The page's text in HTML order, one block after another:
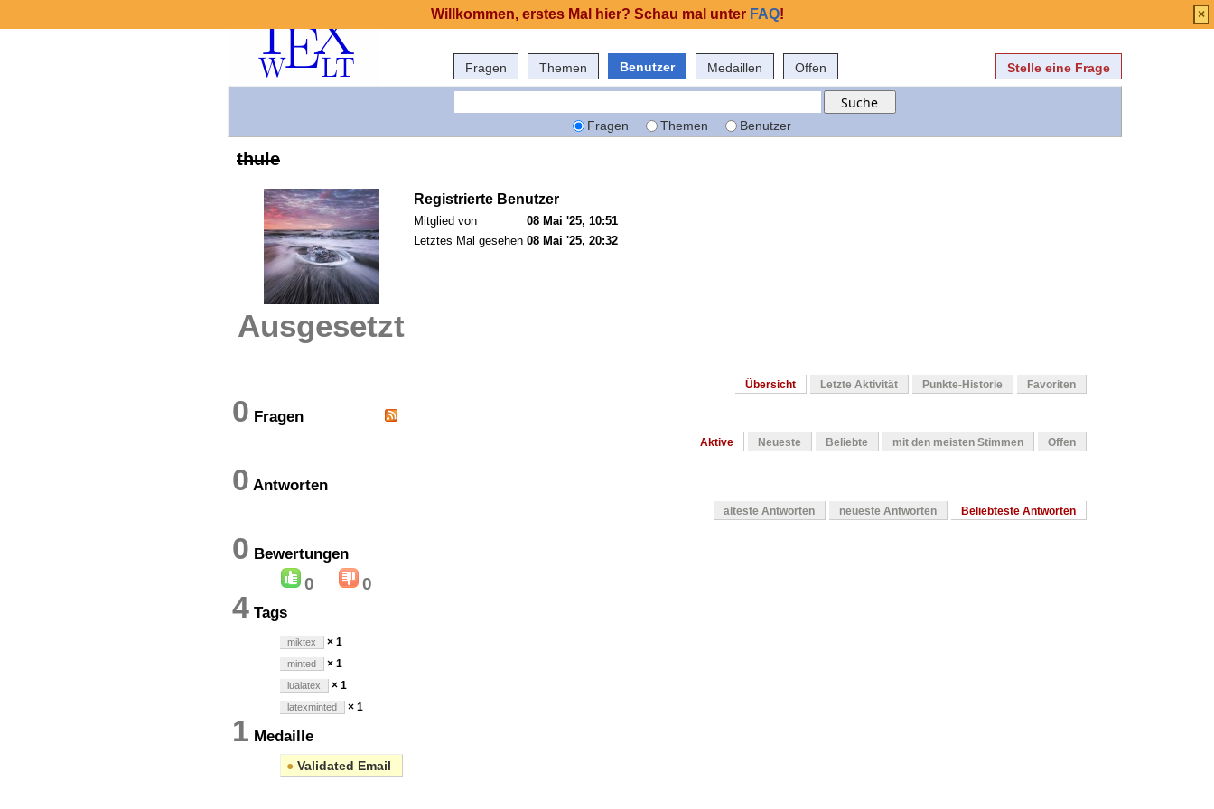
Fragen Themen Benutzer Medaillen Offen Stelle eine Frage
Fragen Themen Benutzer
thule
Ausgesetzt
Registrierte Benutzer
Mitglied von
08 Mai '25, 10:51
Letztes Mal gesehen 08 Mai '25, 20:32
Übersicht Letzte Aktivität Punkte-Historie Favoriten
0 Fragen
Aktive Neueste Beliebte mit den meisten Stimmen Offen
0 Antworten
älteste Antworten neueste Antworten Beliebteste Antworten
0 Bewertungen
0 0
4 Tags
miktex × 1
minted × 1
lualatex × 1
latexminted × 1
1 Medaille
● Validated Email
Willkommen, erstes Mal hier? Schau mal unter FAQ! ×